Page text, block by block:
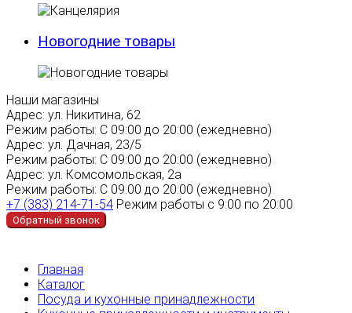
Новогодние товары
Наши магазины
Адрес: ул. Никитина, 62
Режим работы: С 09:00 до 20:00 (ежедневно)
Адрес: ул. Дачная, 23/5
Режим работы: С 09:00 до 20:00 (ежедневно)
Адрес: ул. Комсомольская, 2а
Режим работы: С 09:00 до 20:00 (ежедневно)
+7 (383) 214-71-54 Режим работы с 9:00 по 20:00
Обратный звонок
Главная
Каталог
Посуда и кухонные принадлежности